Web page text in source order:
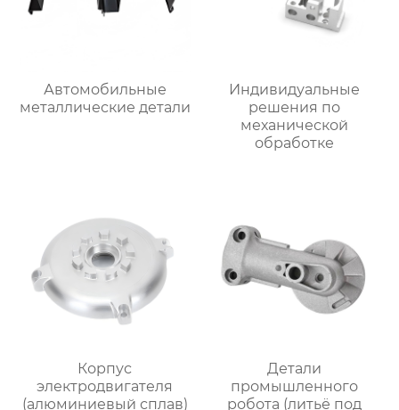
Автомобильные
металлические детали
Индивидуальные
решения по
механической
обработке
Корпус
электродвигателя
(алюминиевый сплав)
Детали
промышленного
робота (литьё под